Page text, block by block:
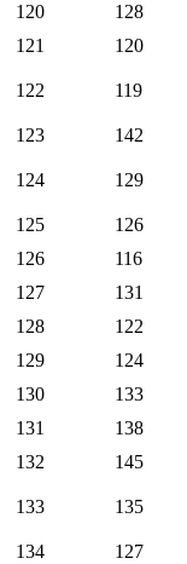
120
128
121
120
122 119
123 142
124 129
125 126
126
116
127
131
128
122
129
124
130
133
131
138
132
145
133 135
134 127